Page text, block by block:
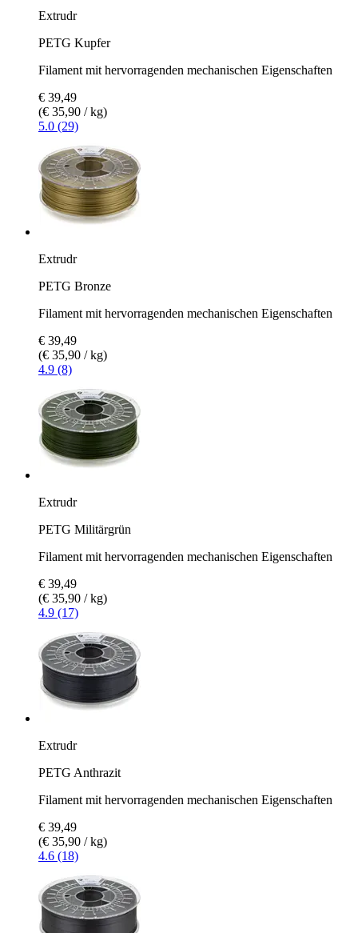
Extrudr
PETG Kupfer
Filament mit hervorragenden mechanischen Eigenschaften
€ 39,49
(€ 35,90 / kg)
5.0 (29)
Extrudr
PETG Bronze
Filament mit hervorragenden mechanischen Eigenschaften
€ 39,49
(€ 35,90 / kg)
4.9 (8)
Extrudr
PETG Militärgrün
Filament mit hervorragenden mechanischen Eigenschaften
€ 39,49
(€ 35,90 / kg)
4.9 (17)
Extrudr
PETG Anthrazit
Filament mit hervorragenden mechanischen Eigenschaften
€ 39,49
(€ 35,90 / kg)
4.6 (18)